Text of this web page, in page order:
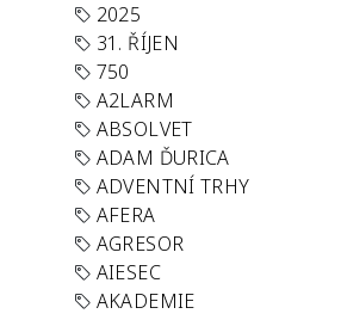
2025
31. ŘÍJEN
750
A2LARM
ABSOLVET
ADAM ĎURICA
ADVENTNÍ TRHY
AFERA
AGRESOR
AIESEC
AKADEMIE